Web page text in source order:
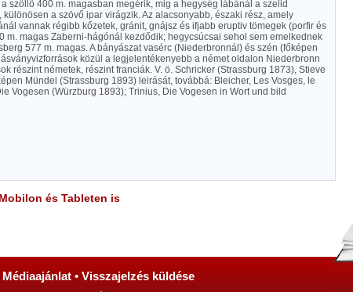
szőllő 400 m. magasban megérik, mig a hegység lábánál a szelid
a szövő ipar virágzik. Az alacsonyabb, északi rész, amely
vannak régibb kőzetek, gránit, gnájsz és ifjabb eruptiv tömegek (porfir és
m. magas Zaberni-hágónál kezdődik; hegycsúcsai sehol sem emelkednek
577 m. magas. A bányászat vasérc (Niederbronnál) és szén (főképen
közül a legjelentékenyebb a német oldalon Niederbronn
részint németek, részint franciák. V. ö. Schricker (Strassburg 1873), Stieve
Mündel (Strassburg 1893) leirását, továbbá: Bleicher, Les Vosges, le
Vogesen (Würzburg 1893); Trinius, Die Vogesen in Wort und bild
és Tableten is
Médiaajánlat • Visszajelzés küldése